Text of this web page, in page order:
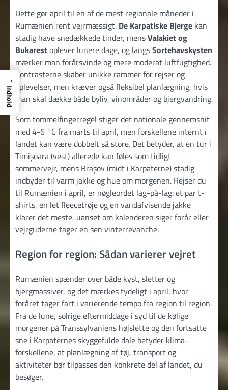
Dette gør april til en af de mest regionale måneder i
Rumænien rent vejrmæssigt. De Karpatiske Bjerge kan
stadig have snedækkede tinder, mensValakiet og
Bukarestoplever lunere dage, og langsSortehavskysten
mærker man forårsvinde og mere moderat luftfugtighed.
Kontrasterne skaber unikke rammer for rejser og
oplevelser, men kræver også fleksibel planlægning, hvis
man skal dække både byliv, vinområder og bjergvandring.
Som tommelfingerregel stiger det nationale gennemsnit
med 4-6 °C fra marts til april, men forskellene internt i
landet kan være dobbelt så store. Det betyder, at en tur i
Timișoara (vest) allerede kan føles som tidligt
sommervejr, mens Brașov (midt i Karpaterne) stadig
indbyder til varm jakke og hue om morgenen. Rejser du
til Rumænien i april, er nøgleordet lag-på-lag: et par t-
shirts, en let fleecetrøje og en vandafvisende jakke
klarer det meste, uanset om kalenderen siger forår eller
vejrguderne tager en sen vinterrevanche.
Region for region: Sådan varierer vejret
Rumænien spænder over både kyst, sletter og
bjergmassiver, og det mærkes tydeligt i april, hvor
foråret tager fart i varierende tempo fra region til region.
Fra de lune, solrige eftermiddage i syd til de kølige
morgener på Transsylvaniens højslette og den fortsatte
sne i Karpaternes skyggefulde dale betyder klima­
forskellene, at planlægning af tøj, transport og
aktiviteter bør tilpasses den konkrete del af landet, du
besøger.
→
Indhold